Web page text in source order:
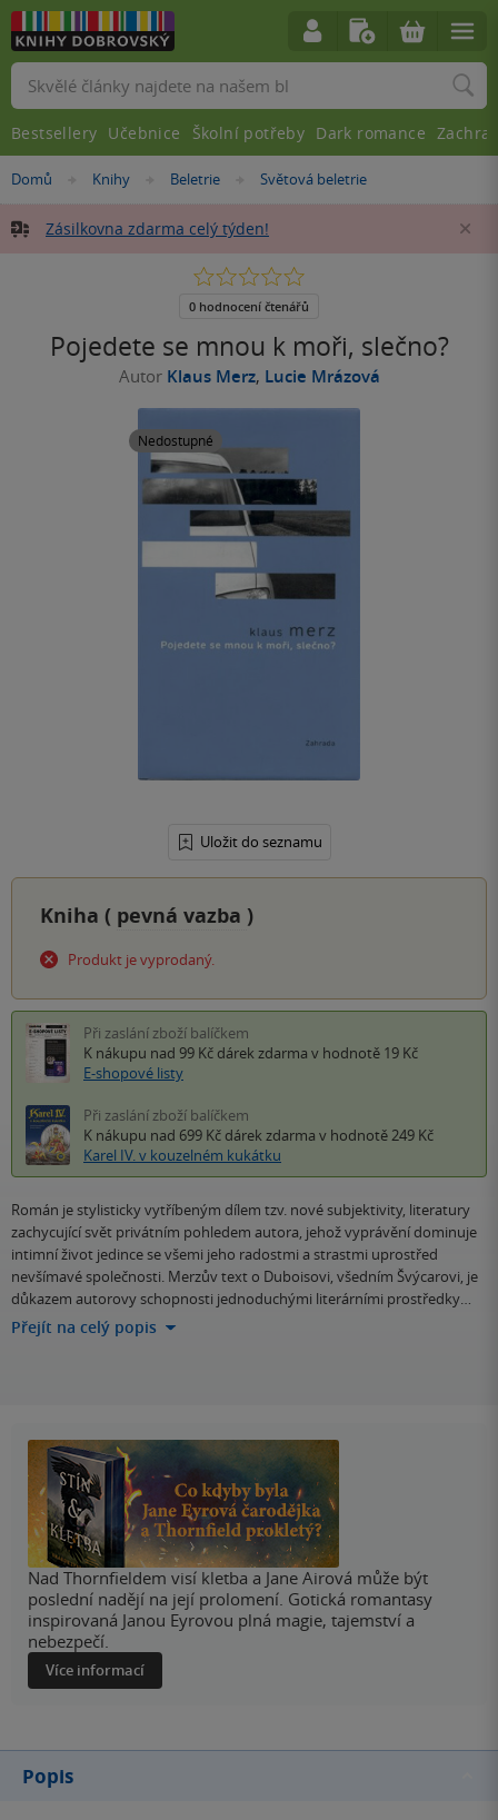
Nacházíte
zde:
Domů »
Knihy »
Beletrie »
Světová beletrie
Zásilkovna zdarma celý týden!
Pojedete se mnou k moři, slečno?
Autor Klaus Merz, Lucie Mrázová
Nedostupné
Uložit do seznamu
0.0
5
0 hodnocení čtenářů
Kniha ( pevná vazba )
Produkt je vyprodaný.
Při zaslání zboží balíčkem
K nákupu nad 99 Kč dárek zdarma v hodnotě 19 Kč
E-shopové listy
Při zaslání zboží balíčkem
K nákupu nad 699 Kč dárek zdarma v hodnotě 249 Kč
Karel IV. v kouzelném kukátku
Román je stylisticky vytříbeným dílem tzv. nové subjektivity, literatury
zachycující svět privátním pohledem autora, jehož vyprávění dominuje
intimní život jedince se všemi jeho radostmi a strastmi uprostřed
nevšímavé společnosti. Merzův text o Duboisovi, všedním Švýcarovi, je
důkazem autorovy schopnosti jednoduchými literárními prostředky…
Přejít na celý popis
Nad Thornfieldem visí kletba a Jane Airová může být
poslední nadějí na její prolomení. Gotická romantasy
inspirovaná Janou Eyrovou plná magie, tajemství a
nebezpečí.
Více informací
Popis
Vyhledávání
Bestsellery Učebnice Školní potřeby Dark romance